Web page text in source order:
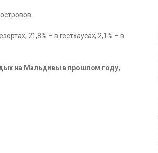
21,8% – в гестхаусах, 2,1% – в
на Мальдивы в прошлом году,